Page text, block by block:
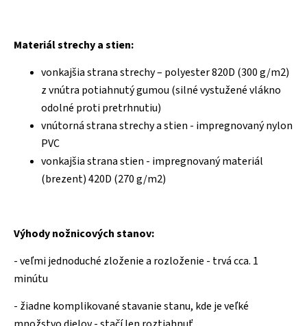
Materiál strechy a stien:
vonkajšia strana strechy – polyester 820D (300 g/m2)
z vnútra potiahnutý gumou (silné vystužené vlákno
odolné proti pretrhnutiu)
vnútorná strana strechy a stien - impregnovaný nylon
PVC
vonkajšia strana stien - impregnovaný materiál
(brezent) 420D (270 g/m2)
Výhody nožnicových stanov:
- veľmi jednoduché zloženie a rozloženie - trvá cca. 1
minútu
- žiadne komplikované stavanie stanu, kde je veľké